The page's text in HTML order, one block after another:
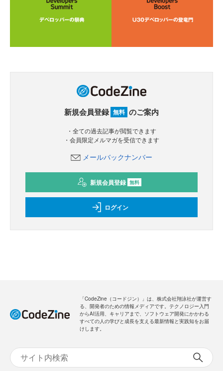
新規会員登録 無料 のご案内
・全ての過去記事が閲覧できます
・会員限定メルマガを受信できます
メールバックナンバー
新規会員登録 無料
ログイン
「CodeZine（コードジン）」は、株式会社翔泳社が運営す
る、開発者のための情報メディアです。テクノロジー入門
からAI活用、キャリアまで、ソフトウェア開発にかかわる
すべての人の学びと成長を支える最新情報と実践知をお届
けします。